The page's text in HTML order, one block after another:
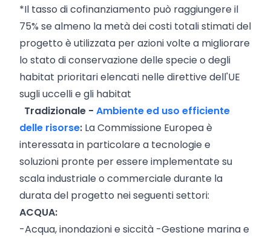
*Il tasso di cofinanziamento può raggiungere il
75% se almeno la metà dei costi totali stimati del
progetto è utilizzata per azioni volte a migliorare
lo stato di conservazione delle specie o degli
habitat prioritari elencati nelle direttive dell'UE
sugli uccelli e gli habitat
Tradizionale - Ambiente ed uso efficiente
delle risorse: La Commissione Europea è
interessata in particolare a tecnologie e
soluzioni pronte per essere implementate su
scala industriale o commerciale durante la
durata del progetto nei seguenti settori:
ACQUA:
-Acqua, inondazioni e siccità -Gestione marina e